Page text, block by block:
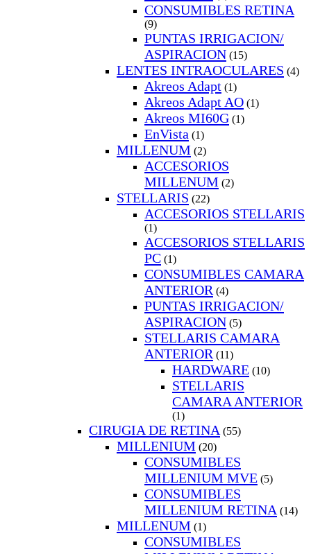
CONSUMIBLES RETINA
(9)
PUNTAS IRRIGACION/
ASPIRACION (15)
LENTES INTRAOCULARES (4)
Akreos Adapt (1)
Akreos Adapt AO (1)
Akreos MI60G (1)
EnVista (1)
MILLENUM (2)
ACCESORIOS
MILLENUM (2)
STELLARIS (22)
ACCESORIOS STELLARIS
(1)
ACCESORIOS STELLARIS
PC (1)
CONSUMIBLES CAMARA
ANTERIOR (4)
PUNTAS IRRIGACION/
ASPIRACION (5)
STELLARIS CAMARA
ANTERIOR (11)
HARDWARE (10)
STELLARIS
CAMARA ANTERIOR
(1)
CIRUGIA DE RETINA (55)
MILLENIUM (20)
CONSUMIBLES
MILLENIUM MVE (5)
CONSUMIBLES
MILLENIUM RETINA (14)
MILLENUM (1)
CONSUMIBLES